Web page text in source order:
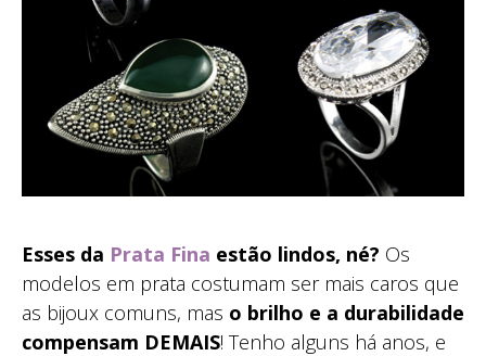
Esses da Prata Fina estão lindos, né? Os
modelos em prata costumam ser mais caros que
as bijoux comuns, mas o brilho e a durabilidade
compensam DEMAIS! Tenho alguns há anos, e